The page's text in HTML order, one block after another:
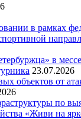
в рамках
в
23.07.2026
объектов от
по
«Живи на